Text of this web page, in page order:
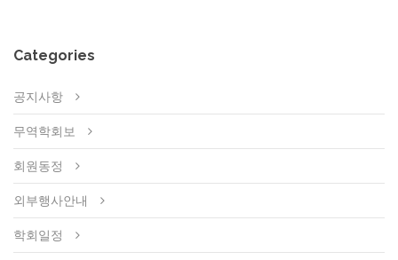
Categories
공지사항
무역학회보
회원동정
외부행사안내
학회일정